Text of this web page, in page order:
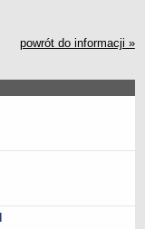
OSP
powrót do informacji »